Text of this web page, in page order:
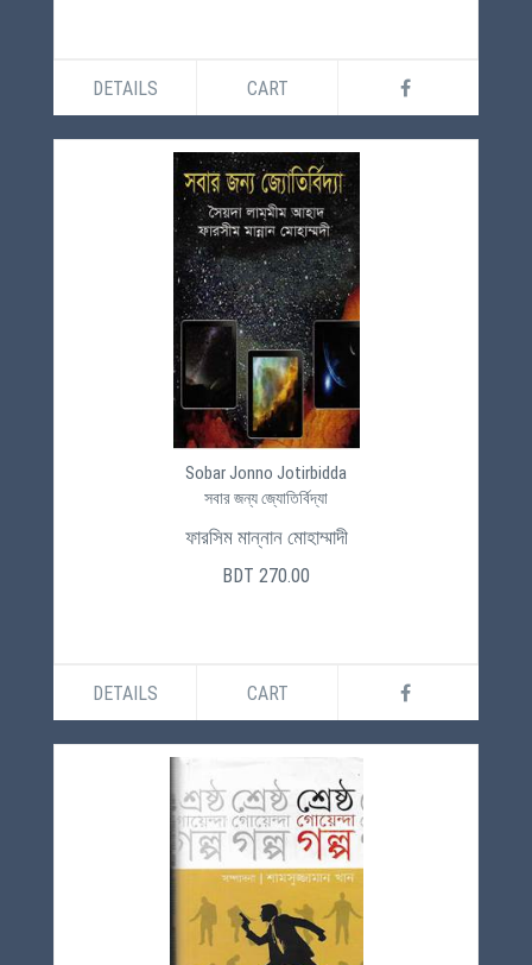
DETAILS CART
Sobar Jonno Jotirbidda
সবার জন্য জ্যোতির্বিদ্যা
ফারসিম মান্নান মোহাম্মাদী
BDT 270.00
DETAILS CART